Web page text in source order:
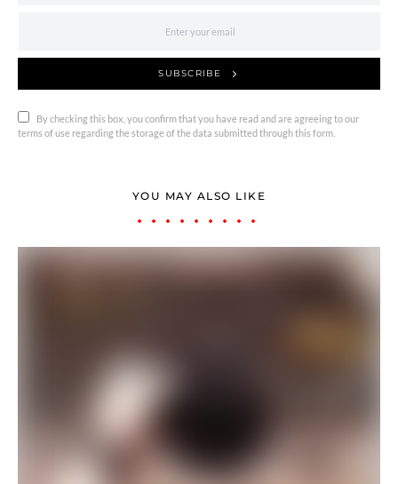
SUBSCRIBE
By checking this box, you confirm that you have read and are agreeing to our
terms of use regarding the storage of the data submitted through this form.
YOU MAY ALSO LIKE